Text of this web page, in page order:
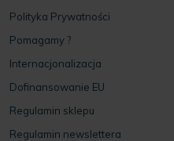
Polityka Prywatności
Pomagamy ?
Internacjonalizacja
Dofinansowanie EU
Regulamin sklepu
Regulamin newslettera